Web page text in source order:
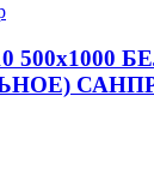
500х1000